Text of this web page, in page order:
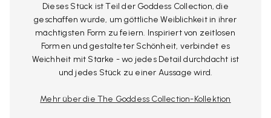
Dieses Stück ist Teil der Goddess Collection, die
geschaffen wurde, um göttliche Weiblichkeit in ihrer
mächtigsten Form zu feiern. Inspiriert von zeitlosen
Formen und gestalteter Schönheit, verbindet es
Weichheit mit Stärke - wo jedes Detail durchdacht ist
und jedes Stück zu einer Aussage wird.
Mehr über die The Goddess Collection-Kollektion